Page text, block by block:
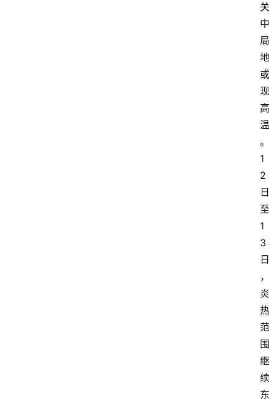
关
中
局
地
或
现
高
温
。
1
2
日
至
1
3
日
，
炎
热
范
围
继
续
东